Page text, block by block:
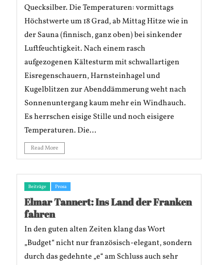
Quecksilber. Die Temperaturen: vormittags
Höchstwerte um 18 Grad, ab Mittag Hitze wie in
der Sauna (finnisch, ganz oben) bei sinkender
Luftfeuchtigkeit. Nach einem rasch
aufgezogenen Kältesturm mit schwallartigen
Eisregenschauern, Harnsteinhagel und
Kugelblitzen zur Abenddämmerung weht nach
Sonnenuntergang kaum mehr ein Windhauch.
Es herrschen eisige Stille und noch eisigere
Temperaturen. Die...
Read More
Beiträge Prosa
Elmar Tannert: Ins Land der Franken
fahren
In den guten alten Zeiten klang das Wort
„Budget“ nicht nur französisch-elegant, sondern
durch das gedehnte „e“ am Schluss auch sehr